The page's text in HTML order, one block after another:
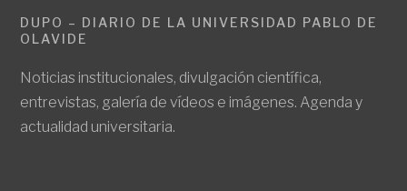
DUPO – DIARIO DE LA UNIVERSIDAD PABLO DE
OLAVIDE
Noticias institucionales, divulgación científica,
entrevistas, galería de vídeos e imágenes. Agenda y
actualidad universitaria.